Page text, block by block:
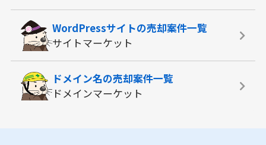
WordPressサイトの売却案件一覧
サイトマーケット
ドメイン名の売却案件一覧
ドメインマーケット